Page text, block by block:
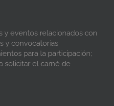
y eventos relacionados con
y convocatorias
para la participación;
solicitar el carné de